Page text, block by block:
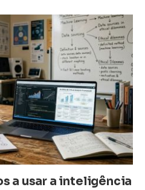
a usar a inteligência